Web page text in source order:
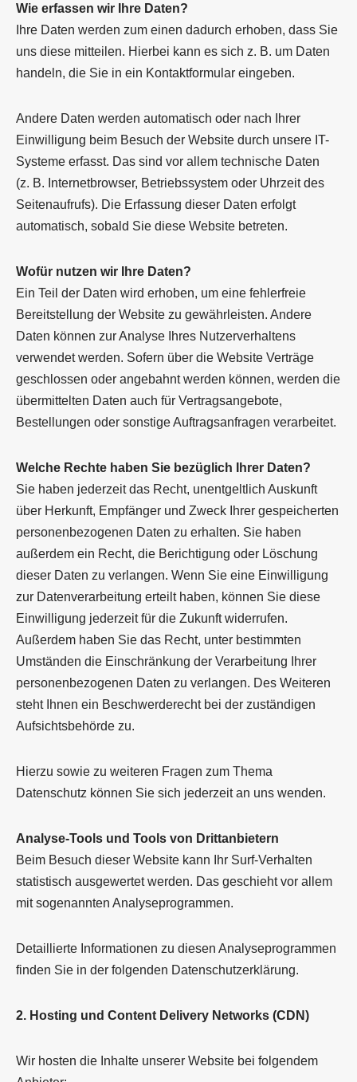
Wie erfassen wir Ihre Daten?
Ihre Daten werden zum einen dadurch erhoben, dass Sie
uns diese mitteilen. Hierbei kann es sich z. B. um Daten
handeln, die Sie in ein Kontaktformular eingeben.
Andere Daten werden automatisch oder nach Ihrer
Einwilligung beim Besuch der Website durch unsere IT-
Systeme erfasst. Das sind vor allem technische Daten
(z. B. Internetbrowser, Betriebssystem oder Uhrzeit des
Seitenaufrufs). Die Erfassung dieser Daten erfolgt
automatisch, sobald Sie diese Website betreten.
Wofür nutzen wir Ihre Daten?
Ein Teil der Daten wird erhoben, um eine fehlerfreie
Bereitstellung der Website zu gewährleisten. Andere
Daten können zur Analyse Ihres Nutzerverhaltens
verwendet werden. Sofern über die Website Verträge
geschlossen oder angebahnt werden können, werden die
übermittelten Daten auch für Vertragsangebote,
Bestellungen oder sonstige Auftragsanfragen verarbeitet.
Welche Rechte haben Sie bezüglich Ihrer Daten?
Sie haben jederzeit das Recht, unentgeltlich Auskunft
über Herkunft, Empfänger und Zweck Ihrer gespeicherten
personenbezogenen Daten zu erhalten. Sie haben
außerdem ein Recht, die Berichtigung oder Löschung
dieser Daten zu verlangen. Wenn Sie eine Einwilligung
zur Datenverarbeitung erteilt haben, können Sie diese
Einwilligung jederzeit für die Zukunft widerrufen.
Außerdem haben Sie das Recht, unter bestimmten
Umständen die Einschränkung der Verarbeitung Ihrer
personenbezogenen Daten zu verlangen. Des Weiteren
steht Ihnen ein Beschwerderecht bei der zuständigen
Aufsichtsbehörde zu.
Hierzu sowie zu weiteren Fragen zum Thema
Datenschutz können Sie sich jederzeit an uns wenden.
Analyse-Tools und Tools von Dritt­anbietern
Beim Besuch dieser Website kann Ihr Surf-Verhalten
statistisch ausgewertet werden. Das geschieht vor allem
mit sogenannten Analyseprogrammen.
Detaillierte Informationen zu diesen Analyseprogrammen
finden Sie in der folgenden Datenschutzerklärung.
2. Hosting und Content Delivery Networks (CDN)
Wir hosten die Inhalte unserer Website bei folgendem